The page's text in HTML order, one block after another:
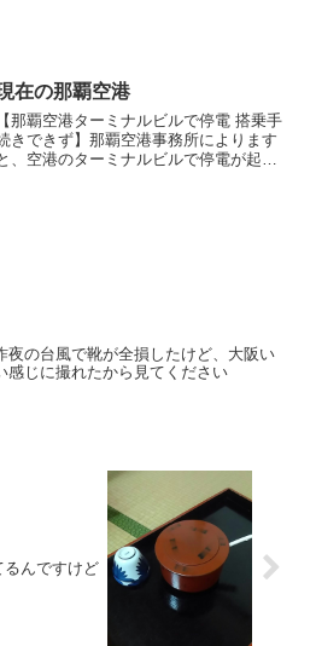
在の那覇空港
【那覇空港ターミナルビルで停電 搭乗手
きできず】那覇空港事務所によります
、空港のターミナルビルで停電が起き
夜の台風で靴が全損したけど、大阪い
感じに撮れたから見てください
るんですけど